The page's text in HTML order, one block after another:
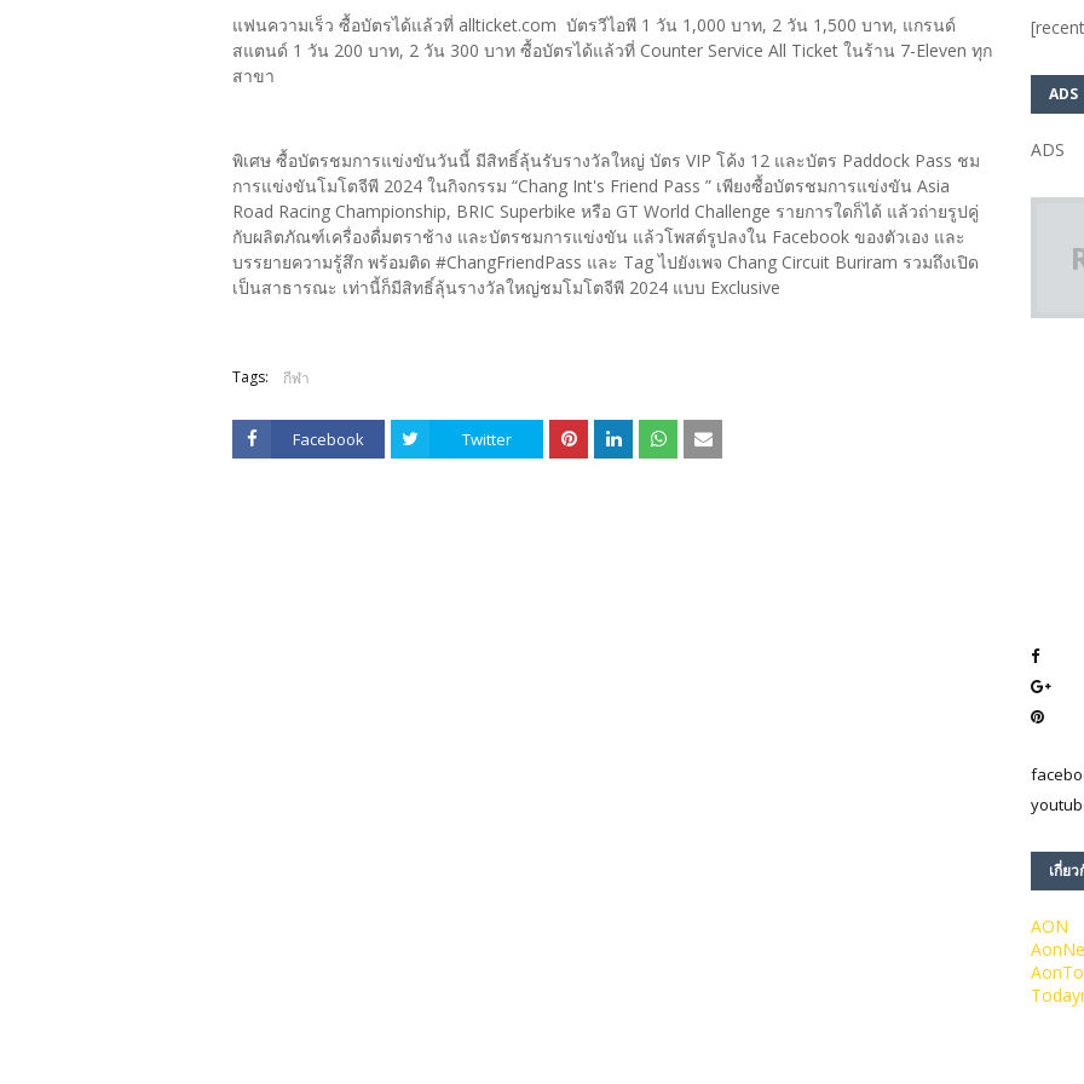
แฟนความเร็ว ซื้อบัตรได้แล้วที่ allticket.com บัตรวีไอพี 1 วัน 1,000 บาท, 2 วัน 1,500 บาท, แกรนด์
สแตนด์ 1 วัน 200 บาท, 2 วัน 300 บาท ซื้อบัตรได้แล้วที่ Counter Service All Ticket ในร้าน 7-Eleven ทุก
สาขา
พิเศษ ซื้อบัตรชมการแข่งขันวันนี้ มีสิทธิ์ลุ้นรับรางวัลใหญ่ บัตร VIP โค้ง 12 และบัตร Paddock Pass ชม
การแข่งขันโมโตจีพี 2024 ในกิจกรรม “Chang Int's Friend Pass ” เพียงซื้อบัตรชมการแข่งขัน Asia
Road Racing Championship, BRIC Superbike หรือ GT World Challenge รายการใดก็ได้ แล้วถ่ายรูปคู่
กับผลิตภัณฑ์เครื่องดื่มตราช้าง และบัตรชมการแข่งขัน แล้วโพสต์รูปลงใน Facebook ของตัวเอง และ
บรรยายความรู้สึก พร้อมติด #ChangFriendPass และ Tag ไปยังเพจ Chang Circuit Buriram รวมถึงเปิด
เป็นสาธารณะ เท่านี้ก็มีสิทธิ์ลุ้นรางวัลใหญ่ชมโมโตจีพี 2024 แบบ Exclusive
Tags: กีฬา
Facebook Twitter
ADS
ADS
เกี่ย
AON